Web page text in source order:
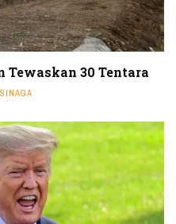
30 Tentara